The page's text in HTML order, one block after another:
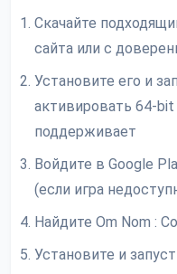
Скачайте
сайта или с
Установите его и
активировать 64-
поддерживает
Войдите в Google
(если игра
Найдите Om Nom :
Установите и